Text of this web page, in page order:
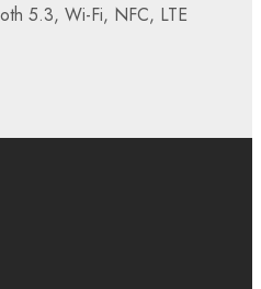
5.3, Wi-Fi, NFC, LTE